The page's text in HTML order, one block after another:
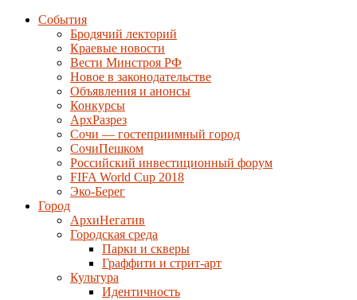
События
Бродячий лекторий
Краевые новости
Вести Минстроя РФ
Новое в законодательстве
Объявления и анонсы
Конкурсы
АрхРазрез
Сочи — гостеприимный город
СочиПешком
Российский инвестиционный форум
FIFA World Cup 2018
Эко-Берег
Город
АрхиНегатив
Городская среда
Парки и скверы
Граффити и стрит-арт
Культура
Идентичность